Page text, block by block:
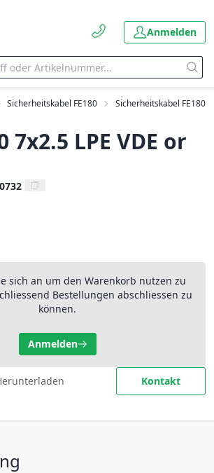
Anmelden
Sicherheitskabel FE180 Sicherheitskabel FE180
7x2.5 LPE VDE or
sich an um den Warenkorb nutzen zu
Bestellungen abschliessen zu
können.
Anmelden
Kontakt